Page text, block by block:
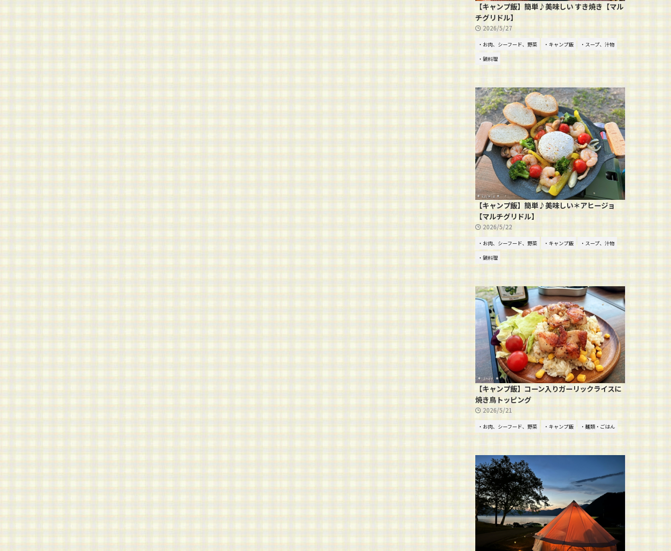
【キャンプ飯】簡単♪美味しい すき焼き【マル
チグリドル】
2026/5/27
・お肉、シーフード、野菜 ・キャンプ飯
・スープ、汁物
・鍋料理
【キャンプ飯】簡単♪美味しい＊アヒージョ
【マルチグリドル】
2026/5/22
・お肉、シーフード、野菜 ・キャンプ飯
・スープ、汁物
・鍋料理
【キャンプ飯】コーン入りガーリックライスに
焼き鳥トッピング
2026/5/21
・お肉、シーフード、野菜 ・キャンプ飯 ・麺類・ごはん